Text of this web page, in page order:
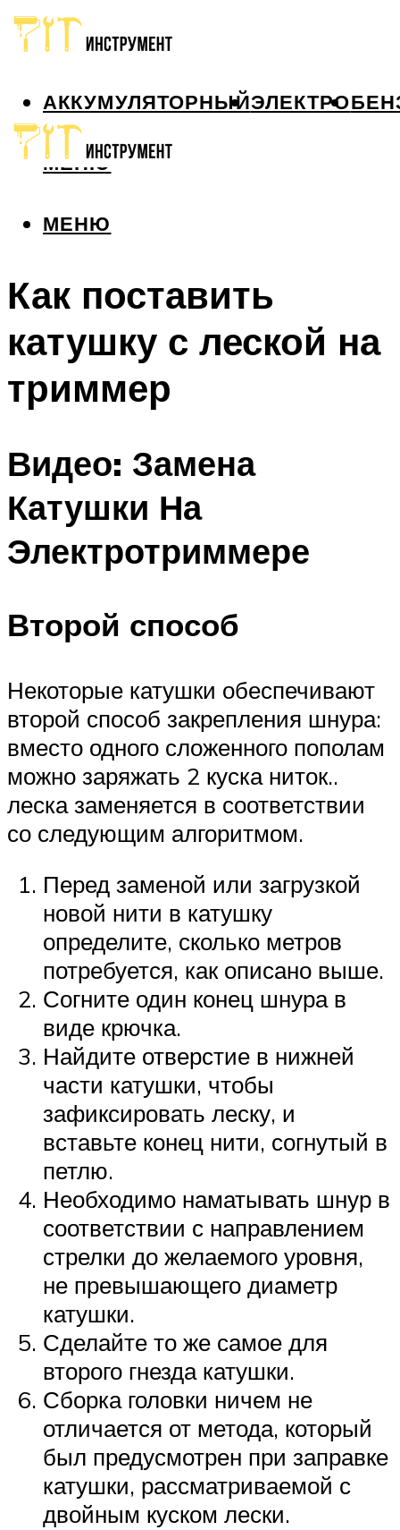
АККУМУЛЯТОРНЫЙЭЛЕКТРО
МЕНЮ
МЕНЮ
Как поставить
катушку с леской на
триммер
Видео: Замена
Катушки На
Электротриммере
Второй способ
Некоторые катушки обеспечивают
второй способ закрепления шнура:
вместо одного сложенного пополам
можно заряжать 2 куска ниток..
леска заменяется в соответствии
со следующим алгоритмом.
Перед заменой или загрузкой
новой нити в катушку
определите, сколько метров
потребуется, как описано выше.
Согните один конец шнура в
виде крючка.
Найдите отверстие в нижней
части катушки, чтобы
зафиксировать леску, и
вставьте конец нити, согнутый в
петлю.
Необходимо наматывать шнур в
соответствии с направлением
стрелки до желаемого уровня,
не превышающего диаметр
катушки.
Сделайте то же самое для
второго гнезда катушки.
Сборка головки ничем не
отличается от метода, который
был предусмотрен при заправке
катушки, рассматриваемой с
двойным куском лески.